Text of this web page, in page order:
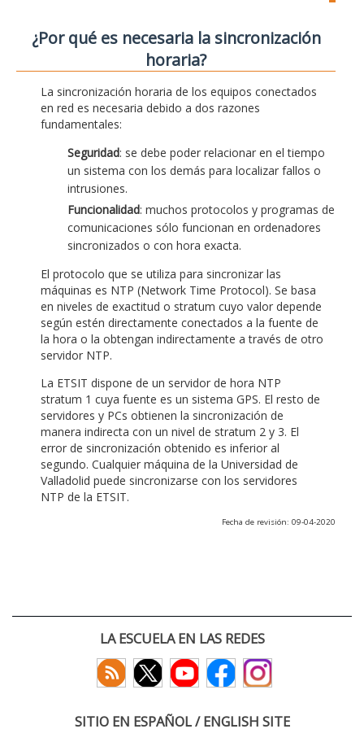
¿Por qué es necesaria la sincronización
horaria?
La sincronización horaria de los equipos conectados
en red es necesaria debido a dos razones
fundamentales:
Seguridad: se debe poder relacionar en el tiempo
un sistema con los demás para localizar fallos o
intrusiones.
Funcionalidad: muchos protocolos y programas de
comunicaciones sólo funcionan en ordenadores
sincronizados o con hora exacta.
El protocolo que se utiliza para sincronizar las
máquinas es NTP (Network Time Protocol). Se basa
en niveles de exactitud o stratum cuyo valor depende
según estén directamente conectados a la fuente de
la hora o la obtengan indirectamente a través de otro
servidor NTP.
La ETSIT dispone de un servidor de hora NTP
stratum 1 cuya fuente es un sistema GPS. El resto de
servidores y PCs obtienen la sincronización de
manera indirecta con un nivel de stratum 2 y 3. El
error de sincronización obtenido es inferior al
segundo. Cualquier máquina de la Universidad de
Valladolid puede sincronizarse con los servidores
NTP de la ETSIT.
Fecha de revisión: 09-04-2020
LA ESCUELA EN LAS REDES
SITIO EN ESPAÑOL / ENGLISH SITE